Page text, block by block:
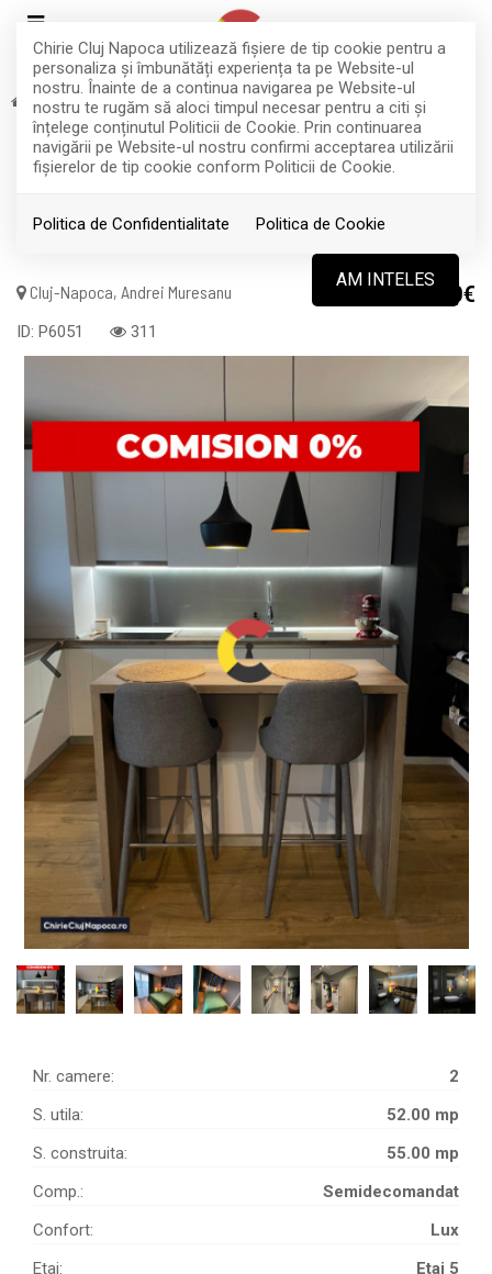
Chirie Cluj Napoca utilizează fişiere de tip cookie pentru a
personaliza și îmbunătăți experiența ta pe Website-ul
nostru. Înainte de a continua navigarea pe Website-ul
nostru te rugăm să aloci timpul necesar pentru a citi și
înțelege conținutul Politicii de Cookie. Prin continuarea
navigării pe Website-ul nostru confirmi acceptarea utilizării
fişierelor de tip cookie conform Politicii de Cookie.
Politica de Confidentialitate Politica de Cookie
AM INTELES
Vanzare Apartamente Cluj-Napoca Andrei Muresanu
Ap. modern cu 2 camere+parcare
subterana-Andrei Muresanu/Aug.
Presecan
Cluj-Napoca, Andrei Muresanu 213.000€
ID: P6051 311
Nr. camere:
2
S. utila:
52.00 mp
S. construita:
55.00 mp
Comp.:
Semidecomandat
Confort:
Lux
Etaj:
Etaj 5